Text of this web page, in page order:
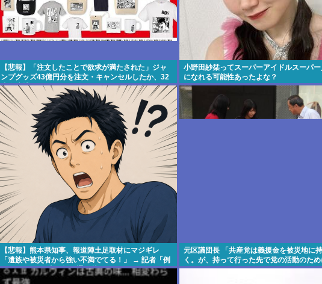
【悲報】「注文したことで欲求が満たされた」ジャ
ンプグッズ43億円分を注文・キャンセルしたか、32
歳女逮捕
小野田紗栞ってスーパーアイドルスーパ
になれる可能性あったよな？
【悲報】熊本県知事、報道陣土足取材にマジギレ
「遺族や被災者から強い不満でてる！」 → 記者「例
えば？」 → 知事、怒り通り越して呆れてしまう
………
元区議団長 「共産党は義援金を被災地に
く。が、持って行った先で党の活動のため